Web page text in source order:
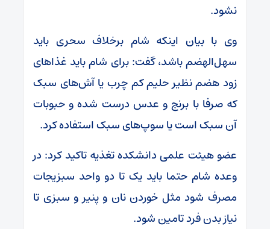
نشود.
وی با بیان اینکه شام برخلاف سحری باید
سهل‌الهضم باشد، گفت: برای شام باید غذاهای
زود هضم نظیر حلیم کم چرب یا آش‌های سبک
که صرفا با برنج و عدس درست شده و حبوبات
آن سبک است یا سوپ‌های سبک استفاده کرد.
عضو هیئت علمی دانشکده تغذیه تاکید کرد: در
وعده شام حتما باید یک تا دو واحد سبزیجات
مصرف شود مثل خوردن نان و پنیر و سبزی تا
نیاز بدن فرد تامین شود.